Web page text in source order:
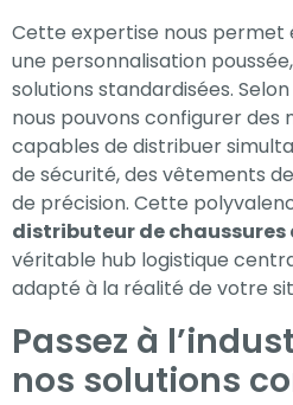
Cette expertise nous
une personnalisation
solutions standardisées.
nous pouvons configurer des
capables de distribuer
de sécurité, des vêtements
de précision. Cette
distributeur de chaussures
véritable hub logistique
adapté à la réalité de votre
Passez à
nos solutions